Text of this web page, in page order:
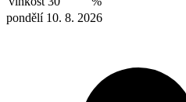
pondělí 10. 8. 2026